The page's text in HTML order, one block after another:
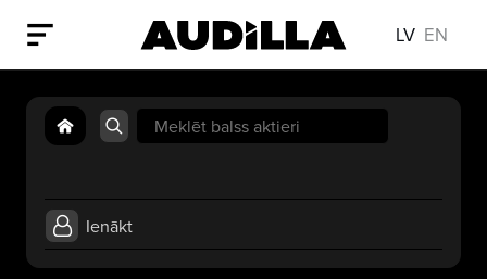
LV EN
Search
for:
Ienākt